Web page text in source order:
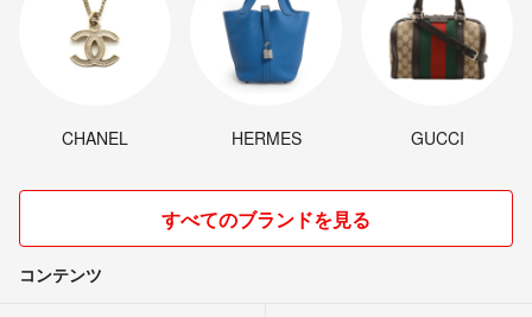
CHANEL HERMES GUCCI
すべてのブランドを見る
コンテンツ